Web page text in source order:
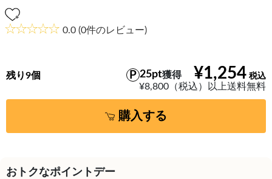
0.0 (0件のレビュー)
¥1,254
25pt獲得
¥8,800（税込）以上送料無料
残り9個
購入する
おトクなポイントデー